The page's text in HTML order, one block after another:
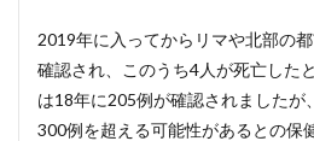
2019年に入ってからリマや北部の
確認され、このうち4人が死亡した
は18年に205例が確認されましたが
300例を超える可能性があるとの保